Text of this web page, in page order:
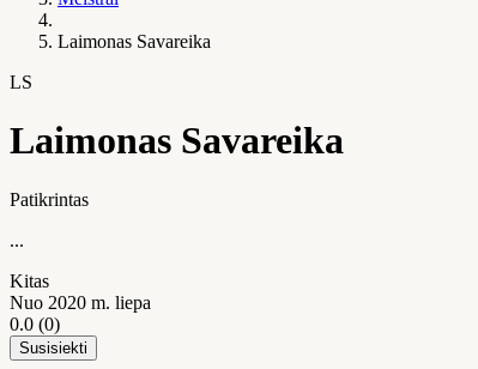
Laimonas Savareika
LS
Laimonas Savareika
Patikrintas
...
Kitas
Nuo 2020 m. liepa
0.0 (0)
Susisiekti